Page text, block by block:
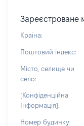
Зареєстроване
Країна:
Поштовий індекс:
Місто, селище чи
село:
[Конфіденційна
Інформація]:
Номер будинку: